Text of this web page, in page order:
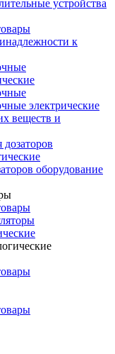
устройства
к
электрические
веществ и
оборудование